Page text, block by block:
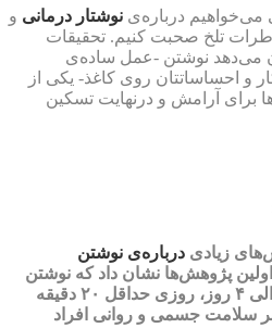
می‌خواهیم درباره‌ی نوشتار درمانی و
تلخ صحبت کنیم. تحقیقات
می‌دهد نوشتن -عمل ساده‌ی
و احساساتتان روی کاغذ- یکی از
برای آرامش و درنهایت تسکین
درباره‌ی نوشتن
پژوهش‌ها نشان داد که نوشتن
درمورد حوادث تلخ، به‌مدت ۳ الی ۴ روز، روزی حداقل ۲۰ دقیقه
بر سلامت جسمی و روانی افراد